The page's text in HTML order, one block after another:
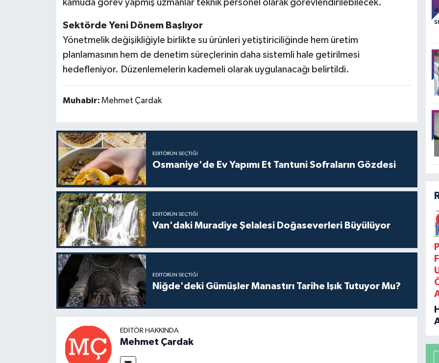
kamuda görev yapmış uzmanlar teknik personel olarak görevlendirilebilecek.
Sektörde Yeni Dönem Başlıyor
Yönetmelik değişikliğiyle birlikte su ürünleri yetiştiriciliğinde hem üretim
planlamasının hem de denetim süreçlerinin daha sistemli hale getirilmesi
hedefleniyor. Düzenlemelerin kademeli olarak uygulanacağı belirtildi.
Muhabir: Mehmet Çardak
EDITÖRÜN SEÇTIĞI
Osmaniye'de Ev Yapımı Et Tantuni Sofraların Gözdesi
EDITÖRÜN SEÇTIĞI
Van'daki Muradiye Şelalesi Doğaseverleri Büyülüyor
EDITÖRÜN SEÇTIĞI
Niğde'deki Gümüşler Manastırı Tarihe Işık Tutuyor Mu?
EDITÖR HAKKINDA
Mehmet Çardak